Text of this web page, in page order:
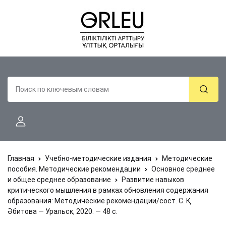
Главная Учебно-методические издания
Методические
пособия. Методические рекомендации
Основное среднее
и общее среднее образование
Развитие навыков
критического мышления в рамках обновления содержания
образования: Методические рекомендации/сост. С. Қ.
Әбитова — Уральск, 2020. — 48 с.